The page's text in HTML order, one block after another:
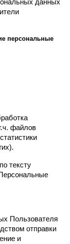
данных
персональные
файлов
тексту
Пользователя
отправки
и